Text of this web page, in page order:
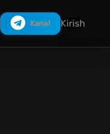
Kanal Kirish